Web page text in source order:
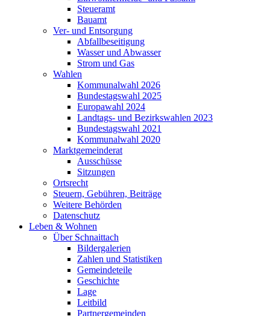
Steueramt
Bauamt
Ver- und Entsorgung
Abfallbeseitigung
Wasser und Abwasser
Strom und Gas
Wahlen
Kommunalwahl 2026
Bundestagswahl 2025
Europawahl 2024
Landtags- und Bezirkswahlen 2023
Bundestagswahl 2021
Kommunalwahl 2020
Marktgemeinderat
Ausschüsse
Sitzungen
Ortsrecht
Steuern, Gebühren, Beiträge
Weitere Behörden
Datenschutz
Leben & Wohnen
Über Schnaittach
Bildergalerien
Zahlen und Statistiken
Gemeindeteile
Geschichte
Lage
Leitbild
Partnergemeinden